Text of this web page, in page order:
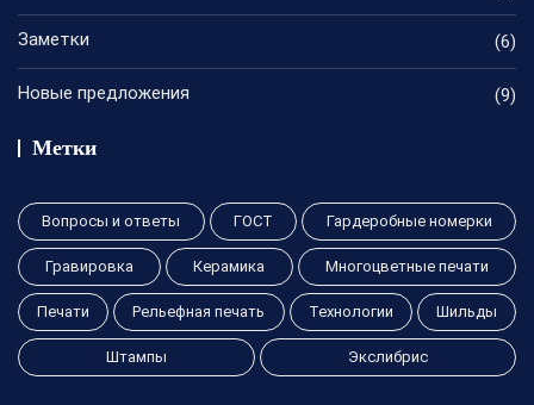
Заметки (6)
Новые предложения (9)
Метки
Вопросы и ответы ГОСТ Гардеробные номерки
Гравировка Керамика Многоцветные печати
Печати Рельефная печать Технологии Шильды
Штампы Экслибрис